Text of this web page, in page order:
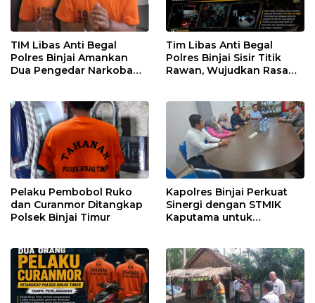
TIM Libas Anti Begal
Polres Binjai Amankan
Dua Pengedar Narkoba
Tim Libas Anti Begal
Polres Binjai Sisir Titik
Rawan, Wujudkan Rasa
Pelaku Pembobol Ruko
dan Curanmor Ditangkap
Polsek Binjai Timur
Kapolres Binjai Perkuat
Sinergi dengan STMIK
Kaputama untuk